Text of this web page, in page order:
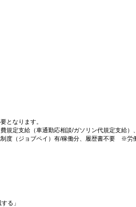
となります。
規定支給（車通勤応相談/ガソリン代規定支給）
度（ジョブペイ）有/稼働分、履歴書不要 ※労
る」